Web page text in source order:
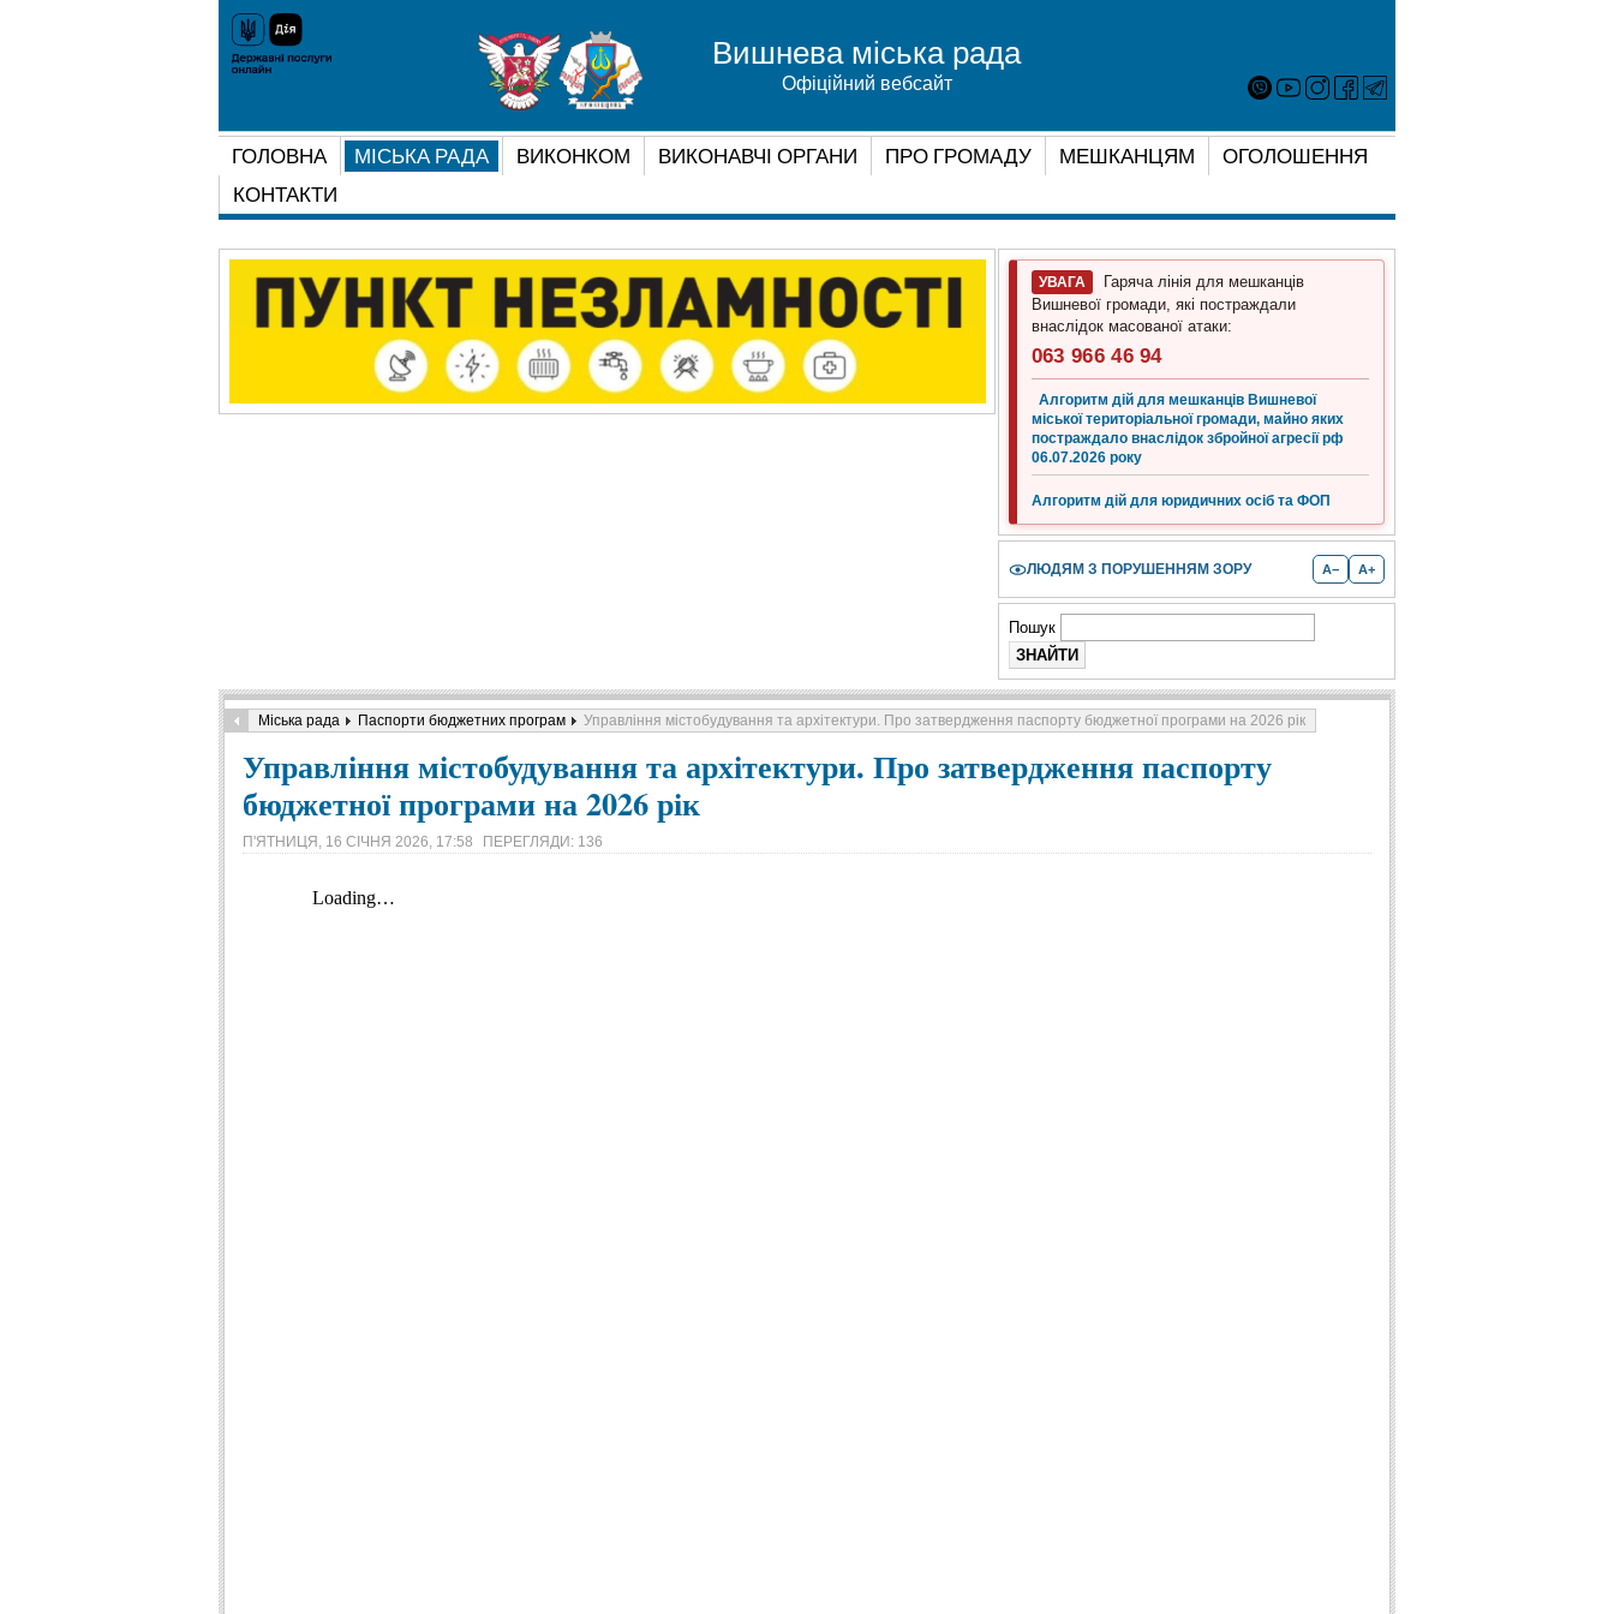
ГОЛОВНА МІСЬКА РАДА ВИКОНКОМ ВИКОНАВЧІ ОРГАНИ ПРО ГРОМАДУ МЕШКАНЦЯМ
ОГОЛОШЕННЯ
КОНТАКТИ
Вишнева міська рада
Офіційний вебсайт
УВАГА
Гаряча лінія для мешканців
Вишневої громади, які постраждали
внаслідок масованої атаки:
063 966 46 94
Алгоритм дій для мешканців Вишневої
міської територіальної громади, майно яких
постраждало внаслідок збройної агресії рф
06.07.2026 року
Алгоритм дій для юридичних осіб та ФОП
ЛЮДЯМ З ПОРУШЕННЯМ ЗОРУ A− A+
Пошук
Міська рада Паспорти бюджетних програм Управління містобудування та архітектури. Про затвердження паспорту бюджетної програми на 2026 рік
Управління містобудування та архітектури. Про затвердження паспорту
бюджетної програми на 2026 рік
П'ЯТНИЦЯ, 16 СІЧНЯ 2026, 17:58 ПЕРЕГЛЯДИ: 136